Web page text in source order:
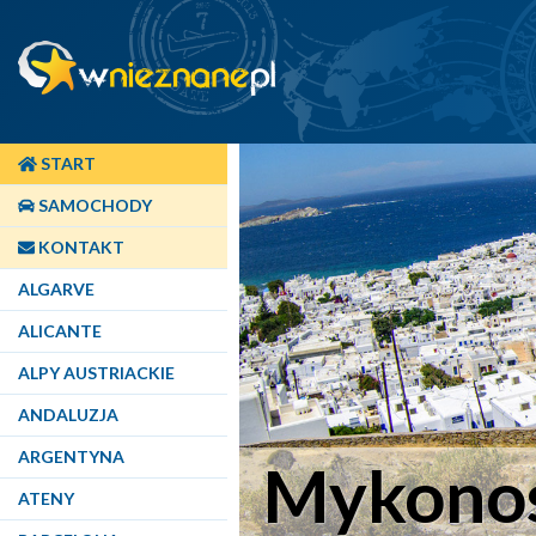
START
SAMOCHODY
KONTAKT
ALGARVE
ALICANTE
ALPY AUSTRIACKIE
ANDALUZJA
ARGENTYNA
ATENY